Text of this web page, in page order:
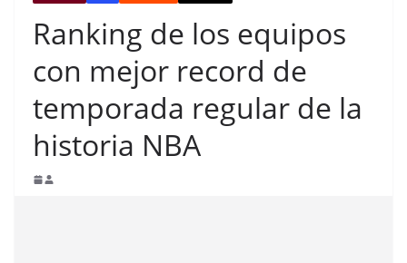
Ranking de los equipos
con mejor record de
temporada regular de la
historia NBA